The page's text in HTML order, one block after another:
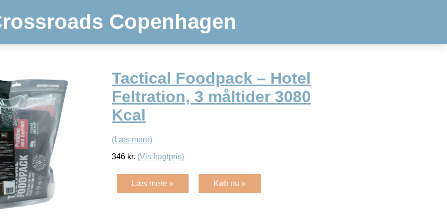
Copenhagen
Tactical Foodpack – Hotel
Feltration, 3 måltider 3080
Kcal
(Læs mere)
346 kr. (Vis fragtpris)
Læs mere » Køb nu »